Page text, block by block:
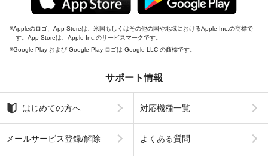
Appleのロゴ、App Storeは、米国もしくはその他の国や地域におけるApple Inc.の商標で
す。App Storeは、Apple Inc.のサービスマークです。
Google Play および Google Play ロゴは Google LLC の商標です。
サポート情報
はじめての方へ 対応機種一覧
メールサービス登録/解除 よくある質問